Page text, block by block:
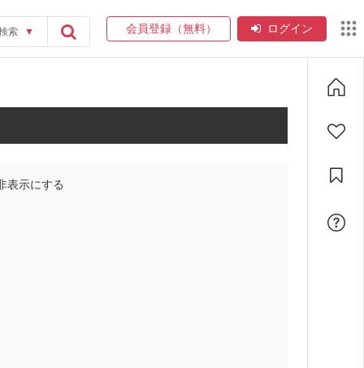
索 ▼ 会員登録（無料） ログイン
表示にする